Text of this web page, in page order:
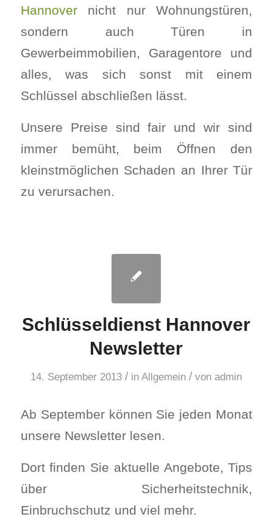
Hannovernicht nur Wohnungstüren,
sondern auch Türen in
Gewerbeimmobilien, Garagentore und
alles, was sich sonst mit einem
Schlüssel abschließen lässt.
Unsere Preise sind fair und wir sind
immer bemüht, beim Öffnen den
kleinstmöglichen Schaden an Ihrer Tür
zu verursachen.
Schlüsseldienst Hannover
Newsletter
14. September 2013 / inAllgemein / vonadmin
Ab September können Sie jeden Monat
unsere Newsletter lesen.
Dort finden Sie aktuelle Angebote, Tips
über Sicherheitstechnik,
Einbruchschutz und viel mehr.